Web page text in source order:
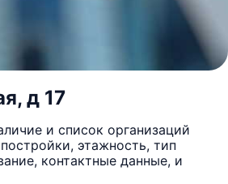
д 17
и список организаций
этажность, тип
контактные данные, и